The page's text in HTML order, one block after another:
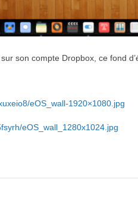
son compte Dropbox, ce fond
eOS_wall-1920×1080.jpg
eOS_wall_1280x1024.jpg